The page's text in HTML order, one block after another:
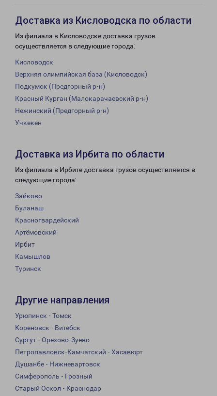
Доставка из Кисловодска по области
Из филиала в Кисловодске доставка грузов
осуществляется в следующие города:
Кисловодск
Верхняя олимпийская база (Кисловодск)
Подкумок (Предгорный р-н)
Красный Курган (Малокарачаевский р-н)
Нежинский (Предгорный р-н)
Учкекен
Доставка из Ирбита по области
Из филиала в Ирбите доставка грузов осуществляется в
следующие города:
Зайково
Буланаш
Красногвардейский
Артёмовский
Ирбит
Камышлов
Туринск
Другие направления
Урюпинск - Томск
Кореновск - Витебск
Сургут - Орехово-Зуево
Петропавловск-Камчатский - Хасавюрт
Душанбе - Нижневартовск
Симферополь - Грозный
Старый Оскол - Краснодар